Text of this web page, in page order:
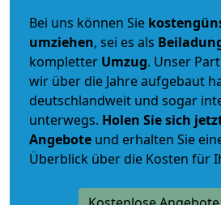
Bei uns können Sie
umziehen, sei es als
kompletter Umzug. Unser
wir über die Jahre aufgebaut
deutschlandweit und sogar
unterwegs. Holen Sie sich
Angebote und erhalten Sie
Überblick über die Kosten für